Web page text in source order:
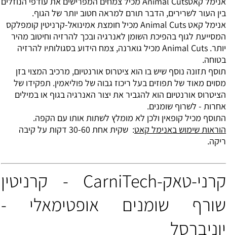
בין העור לשרירים, הדבר תורם למראה חטוב יותר של הגוף.
אנימל קאט Animal Cuts מכיל חומצת אמינואל-קרניטין קומפלקס
המסייעת לגוף בהפיכת השומן לאנרגיה ובכך להרזיה וחיטוב מהיר
יותר.
Animal Cuts מכיל גוארנה, צמח הידוע בסגולותיו להרזיה
בטוחה.
תוסף תזונה נוסף שיש בו הוא ציטרוס אורנטיום, מרכיב המצוי בזן
מסוים מאוד של תפוזים בעל ריכוז גבוה של פוליאמין. תפקידו של
הציטרוס אורנטיום הוא להגביר את יצור האנרגיה בגוף או במילים
אחרות - לשרוף שומנים.
התוסף מכיל קופאין ולכן לא מומלץ לשתות אותו עם הקפה.
הוראות שימוש באנימל קאט
: שקית אחת 30-60 דקות על קיבה
ריקה.
קרני-טאק-CarniTech - קרניטין
שורף שומנים אופטימאלי -
יוניברסל